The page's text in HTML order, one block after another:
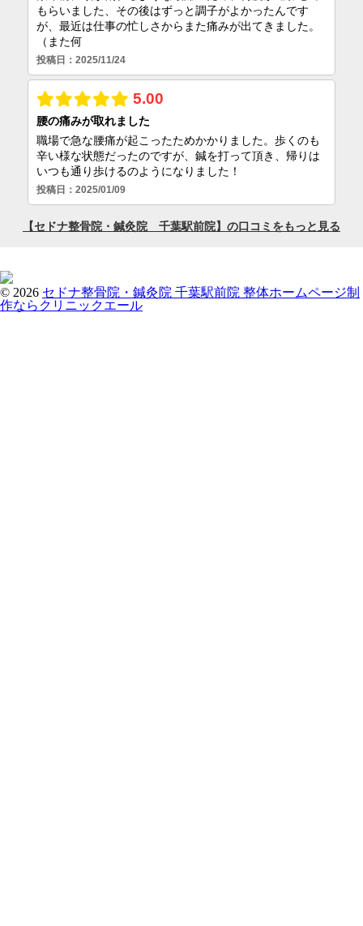
© 2026 セドナ整骨院・鍼灸院 千葉駅前院 整体ホームページ制
作ならクリニックエール